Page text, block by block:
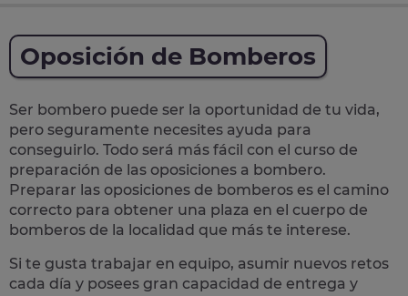
Oposición de Bomberos
Ser bombero puede ser la oportunidad de tu vida,
pero seguramente necesites ayuda para
conseguirlo. Todo será más fácil con el curso de
preparación de las oposiciones a bombero.
Preparar las oposiciones de bomberos es el camino
correcto para obtener una plaza en el cuerpo de
bomberos de la localidad que más te interese.
Si te gusta trabajar en equipo, asumir nuevos retos
cada día y posees gran capacidad de entrega y